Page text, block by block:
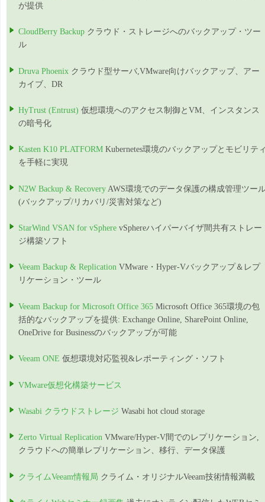
が提供
CloudBerry Backup クラウド・ストレージへのバックアップ・ツー
ル
Druva Phoenix クラウド型サーバ,VMware向けバックアップ、アー
カイブ、DR
HyTrust (Entrust) 仮想環境へのアクセス制御とVM、インスタンス
の暗号化
Kasten K10 PLATFORM Kubernetes環境のバックアップとモビリテ
を手軽に実現
N2W Backup & Recovery AWS環境でのデータ保護の構成管理ツー
(バックアップ/リカバリ/災害対策など)
StarWind VSAN for vSphere vSphereハイパーバイザ間共有ストレー
ジ構築ソフト
Veeam Backup & Replication VMware・Hyper-Vバックアップ＆レプ
リケーション・ツール
Veeam Backup for Microsoft Office 365 Microsoft Office 365環境の包
括的なバックアップを提供: Exchange Online, SharePoint Online,
OneDrive for Businessのバックアップが可能
Veeam ONE 仮想環境対応監視&レポーティング・ソフト
VMware仮想化構築サービス
Wasabi クラウドストレージ Wasabi hot cloud storage
Zerto Virtual Replication VMware/Hyper-V間でのレプリケーション,
クラウドへの簡単レプリケーション、移行、データ保護
クライムVeeam情報局 クライム・オリジナルVeeam技術情報満載